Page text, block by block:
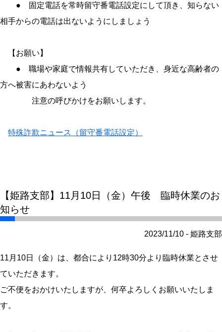
● 固定電話を常時留守番電話設定にして頂き、知らない
相手からの電話は出ないようにしましょう
【お願い】
● 職場や家庭で情報共有していただき、身近な高齢者の
方へ被害にあわないよう
注意の呼びかけをお願いします。
特殊詐欺ニュース（留守番電話設定）
【姫路支部】11月10日（金）午後 臨時休業のお
知らせ
2023/11/10 - 姫路支部
11月10日（金）は、都合により12時30分より臨時休業とさせ
ていただきます。
ご不便をおかけいたしますが、何卒よろしくお願いいたしま
す。